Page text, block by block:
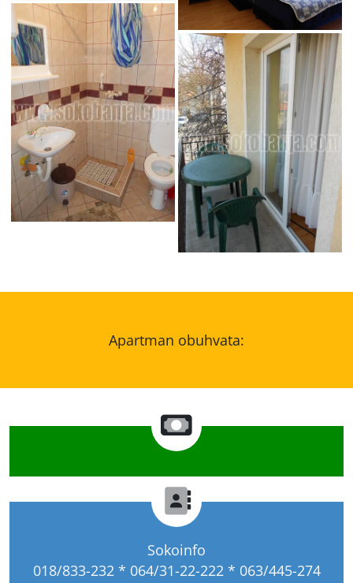
Apartman obuhvata:
Sokoinfo
018/833-232 * 064/31-22-222 * 063/445-274